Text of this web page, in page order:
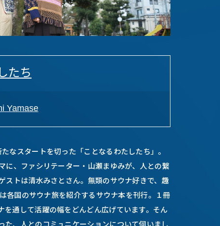
たち
Yamase
なスタートを切った「ことなるわたしたち」。
に、ファシリテーター・山瀬まゆみが、人との繋
ストは清水みさとさん。無類のサウナ好きで、趣
各国のサウナ旅を紹介するサウナ本を刊行。１冊
を通して活躍の幅をどんどん広げています。そん